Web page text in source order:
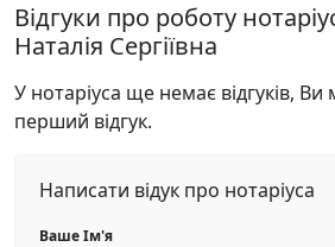
Відгуки про роботу
Наталія Сергіївна
У нотаріуса ще немає відгуків,
перший відгук.
Написати відук про нотаріуса
Ваше Ім'я